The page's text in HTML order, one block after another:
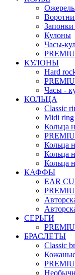
Запонки
Кулоны
Часы-
КУЛОНЫ
Hard
Часы -
КОЛЬЦА
Classic
Midi ring
Кольца
Кольца
Кольца
Кольца
КАФФЫ
EAR
СЕРЬГИ
БРАСЛЕТЫ
Classic